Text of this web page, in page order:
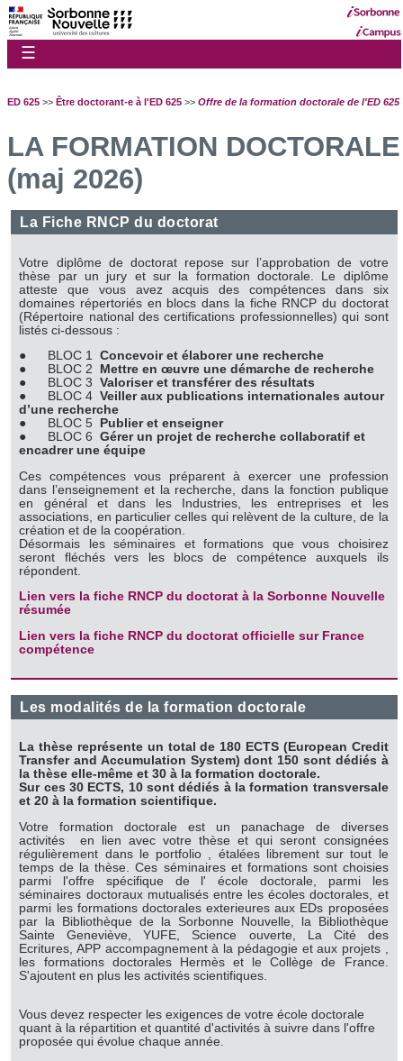
☰
ED 625 >> Être doctorant-e à l'ED 625 >> Offre de la formation doctorale de l'ED 625
LA FORMATION DOCTORALE
(maj 2026)
La Fiche RNCP du doctorat
Votre diplôme de doctorat repose sur l’approbation de votre
thèse par un jury et sur la formation doctorale. Le diplôme
atteste que vous avez acquis des compétences dans six
domaines répertoriés en blocs dans la fiche RNCP du doctorat
(Répertoire national des certifications professionnelles) qui sont
listés ci-dessous :
● BLOC 1Concevoir et élaborer une recherche
●
BLOC 2 Mettre en œuvre une démarche de recherche
●
BLOC 3 Valoriser et transférer des résultats
●
BLOC 4 Veiller aux publications internationales autour
d’une recherche
●
BLOC 5 Publier et enseigner
●
BLOC 6 Gérer un projet de recherche collaboratif et
encadrer une équipe
Ces compétences vous préparent à exercer une profession
dans l’enseignement et la recherche, dans la fonction publique
en général et dans les Industries, les entreprises et les
associations, en particulier celles qui relèvent de la culture, de la
création et de la coopération.
Désormais les séminaires et formations que vous choisirez
seront fléchés vers les blocs de compétence auxquels ils
répondent.
Lien vers la fiche RNCP du doctorat à la Sorbonne Nouvelle
résumée
Lien vers la fiche RNCP du doctorat officielle sur France
compétence
Les modalités de la formation doctorale
La thèse représente un total de 180 ECTS (European Credit
Transfer and Accumulation System) dont 150 sont dédiés à
la thèse elle-même et 30 à la formation doctorale.
Sur ces 30 ECTS, 10 sont dédiés à la formation transversale
et 20 à la formation scientifique.
Votre formation doctorale est un panachage de diverses
activités en lien avec votre thèse et qui seront consignées
régulièrement dans le portfolio , étalées librement sur tout le
temps de la thèse. Ces séminaires et formations sont choisies
parmi l'offre spécifique de l' école doctorale, parmi les
séminaires doctoraux mutualisés entre les écoles doctorales, et
parmi les formations doctorales exterieures aux EDs proposées
par la Bibliothèque de la Sorbonne Nouvelle, la Bibliothèque
Sainte Geneviève, YUFE, Science ouverte, La Cité des
Ecritures, APP accompagnement à la pédagogie et aux projets ,
les formations doctorales Hermès et le Collège de France.
S'ajoutent en plus les activités scientifiques.
Vous devez respecter les exigences de votre école doctorale
quant à la répartition et quantité d'activités à suivre dans l'offre
proposée qui évolue chaque année.